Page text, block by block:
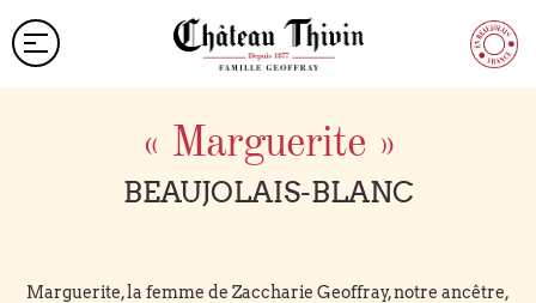
« Marguerite »
BEAUJOLAIS-BLANC
Marguerite, la femme de Zaccharie Geoffray, notre ancêtre,